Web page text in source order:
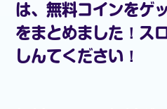
は、無料コインをゲ
をまとめました！ス
しんてください！